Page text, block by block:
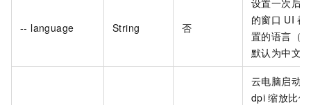
-- language String 否
的窗口 UI 都
置的语言（
默认为中文）
云电脑启动
dpi 缩放比例